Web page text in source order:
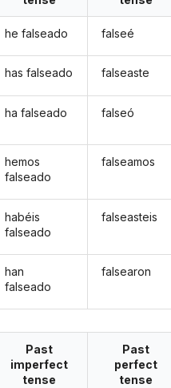
he falseado
has falseado
ha falseado
hemos
falseado
habéis
falseado
han
falseado
falseé
falseaste
falseó
falseamos
falseasteis
falsearon
Past
imperfect
tense
Past
perfect
tense